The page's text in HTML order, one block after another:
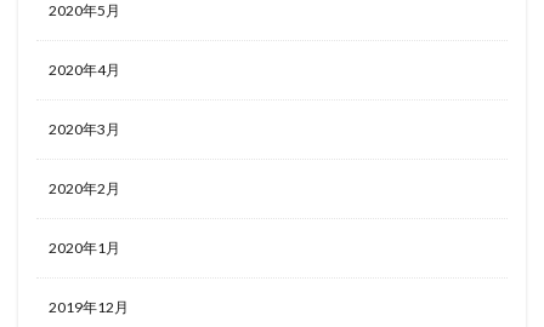
2020年5月
2020年4月
2020年3月
2020年2月
2020年1月
2019年12月